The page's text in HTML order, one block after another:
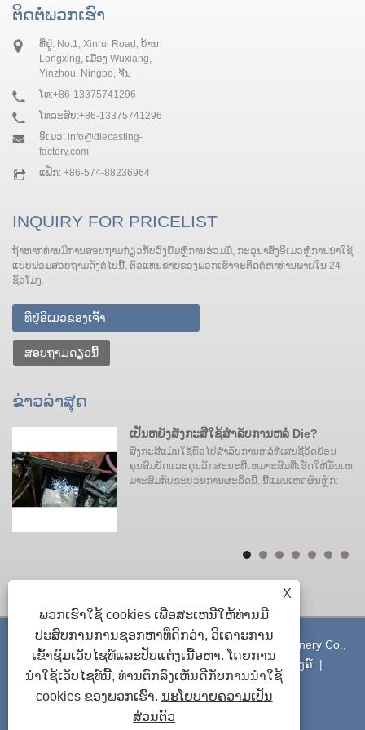
ຕິດ​ຕໍ່​ພວກ​ເຮົາ
ທີ່ຢູ່: No.1, Xinrui Road, ບ້ານ
Longxing, ເມືອງ Wuxiang,
Yinzhou, Ningbo, ຈີນ
ໂທ:+86-13375741296
ໂທລະສັບ:+86-13375741296
ອີເມວ: info@diecasting-
factory.com
ແຟັກ: +86-574-88236964
INQUIRY FOR PRICELIST
ຖ້າ​ຫາກ​ທ່ານ​ມີ​ການ​ສອບ​ຖາມ​ກ່ຽວ​ກັບ​ວົງ​ຢືມ​ຫຼື​ການ​ຮ່ວມ​ມື​, ກະ​ລຸ​ນາ​ສົ່ງ​ອີ​ເມວ​ຫຼື​ການ​ນໍາ​ໃຊ້​
ແບບ​ຟອມ​ສອບ​ຖາມ​ດັ່ງ​ຕໍ່​ໄປ​ນີ້​. ຕົວແທນຂາຍຂອງພວກເຮົາຈະຕິດຕໍ່ຫາທ່ານພາຍໃນ 24
ຊົ່ວໂມງ.
ສອບຖາມດຽວນີ້
ຂ່າວ​ລ່າ​ສຸດ
ເປັນຫຍັງສັງກະສີໃຊ້ສໍາລັບການຫລໍ່ Die?
ສັງກະສີແມ່ນໃຊ້ທົ່ວໄປສໍາລັບການຫລໍ່ທີ່ເສຍຊີວິດຍ້ອນ
ຄຸນສົມບັດແລະຄຸນລັກສະນະທີ່ເຫມາະສົມທີ່ເຮັດໃຫ້ມັນເຫ
ມາະສົມກັບຂະບວນການຜະລິດນີ້. ນີ້ແມ່ນເຫດຜົນຫຼັກ:
ສະຫງວນລິຂະສິດ © 2021 Ningbo Yinzhou Xuxing Machinery Co.,
Ltd. - ການຫລໍ່ອະລູມິນຽມ - ສະຫງວນລິຂະສິດທັງຫມົດ
ລິ້ງຄ໌|
Sitemap |RSS|XML|Privacy Policy
X
ພວກເຮົາໃຊ້ cookies ເພື່ອສະເຫນີໃຫ້ທ່ານມີ
ປະສົບການການຊອກຫາທີ່ດີກວ່າ, ວິເຄາະການ
ເຂົ້າຊົມເວັບໄຊທ໌ແລະປັບແຕ່ງເນື້ອຫາ. ໂດຍການ
ນໍາໃຊ້ເວັບໄຊທ໌ນີ້, ທ່ານຕົກລົງເຫັນດີກັບການນໍາໃຊ້
cookies ຂອງພວກເຮົາ. ນະໂຍບາຍຄວາມເປັນ
ສ່ວນຕົວ